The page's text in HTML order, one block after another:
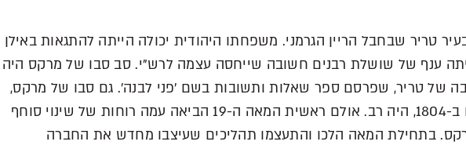
מרקס נולד ב-1818 בעיר טריר שבחבל הריין הגרמני. משפחתו היהודית יכולה הייתה להתגאות באילן
ענף של שושלת רבנים חשובה שייחסה עצמה לרש"י. סב סבו של מרקס היה
של טריר, שפרסם ספר שאלות ותשובות בשם 'פני לבנה'. גם סבו של מרקס,
רבי מרדכי, שהלך לעולמו ב-1804, היה רב. אולם ראשית המאה ה-19 הביאה עמה רוחות של שינוי סוחף
בתחילת המאה הלכו והתעצמו תהליכים שעיצבו מחדש את החברה